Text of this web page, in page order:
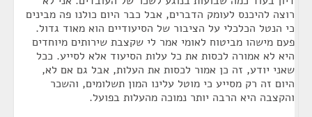
רוצה להיכנס לעומק הדברים, אבל כבר היום כולנו פה מבינים
כי הנטל הכלכלי על הציבור של הסיעודיים הוא מאוד גדול.
פעם מישהו מביטוח לאומי אמר לי שקצבת שירותים מיוחדים
היא לא אמורה לכסות את כל עלות הסיעוד אלא לסייע. ככל
שאני יודע, זה כן אמור לכסות את העלות, אבל גם אם לא,
היום זה רק מסייע כי מוטל עלינו המון תשלומים, והשכר
והקצבה היא הרבה יותר נמוכה מהעלות בפועל.